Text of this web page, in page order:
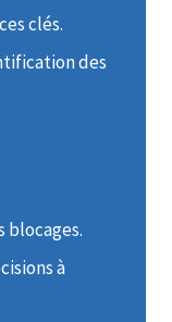
clés.
des
blocages.
à